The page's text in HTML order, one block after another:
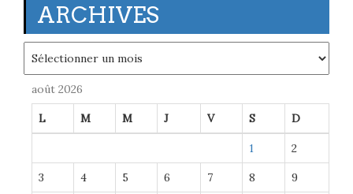
ARCHIVES
août 2026
L M M J V S D
1 2
3 4 5 6 7 8 9